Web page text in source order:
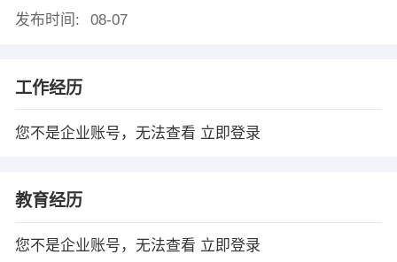
发布时间:
08-07
工作经历
您不是企业账号，无法查看 立即登录
教育经历
您不是企业账号，无法查看 立即登录